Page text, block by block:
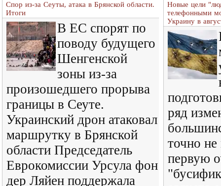
Спор из-за Сеуты, атака в Брянской области.
Итоги
В ЕС спорят по
поводу будущего
Шенгенской
зоны из-за
произошедшего прорыва
границы в Сеуте.
Украинский дрон атаковал
маршрутку в Брянской
области Председатель
Еврокомиссии Урсула фон
дер Ляйен поддержала
Новые цели
телефонными
Украину в
ряд
точно не
первую